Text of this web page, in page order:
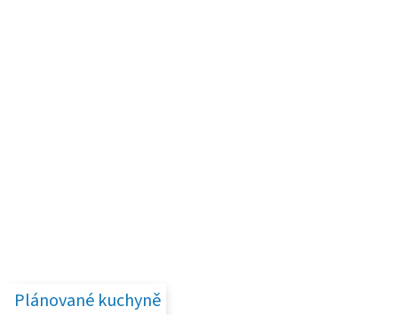
Plánované kuchyně